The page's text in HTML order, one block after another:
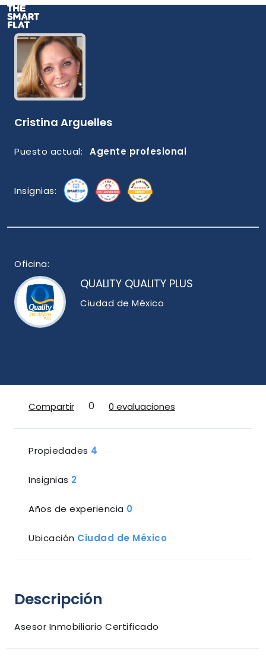
Cristina Arguelles
Puesto actual: Agente profesional
Insignias:
Oficina:
QUALITY QUALITY PLUS
Ciudad de México
Propiedades 4
Insignias 2
Años de experiencia 0
Ubicación Ciudad de México
Compartir 0 0 evaluaciones
Descripción
Asesor Inmobiliario Certificado